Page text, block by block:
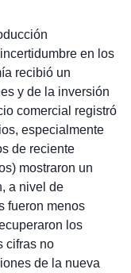
en los
recibió un
y de la inversión
comercial registró
especialmente
de reciente
mostraron un
a nivel de
fueron menos
los
cifras no
de la nueva